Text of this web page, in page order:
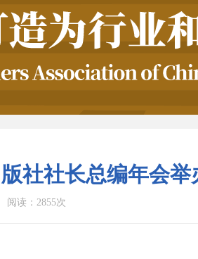
社社长总编年会举
阅读：2855次